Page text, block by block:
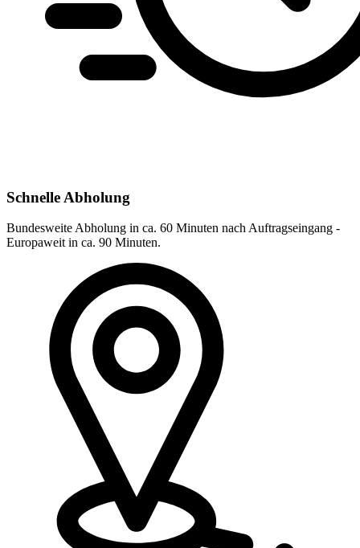
Schnelle Abholung
Bundesweite Abholung in ca. 60 Minuten nach Auftragseingang -
Europaweit in ca. 90 Minuten.